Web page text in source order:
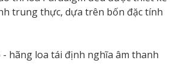
trung thực, dựa trên bốn đặc tính